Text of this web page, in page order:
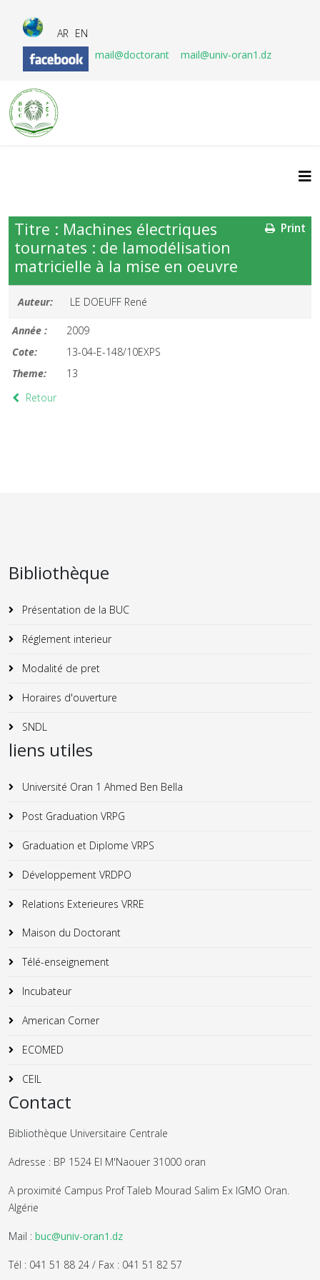
AR EN
mail@doctorant
mail@univ-oran1.dz
Print
Titre : Machines électriques
tournates : de lamodélisation
matricielle à la mise en oeuvre
Auteur: LE DOEUFF René
Année :
2009
Cote:
13-04-E-148/10EXPS
Theme:
13
Retour
Bibliothèque
Présentation de la BUC
Réglement interieur
Modalité de pret
Horaires d'ouverture
SNDL
liens utiles
Université Oran 1 Ahmed Ben Bella
Post Graduation VRPG
Graduation et Diplome VRPS
Développement VRDPO
Relations Exterieures VRRE
Maison du Doctorant
Télé-enseignement
Incubateur
American Corner
ECOMED
CEIL
Contact
Bibliothèque Universitaire Centrale
Adresse : BP 1524 El M'Naouer 31000 oran
A proximité Campus Prof Taleb Mourad Salim Ex IGMO Oran.
Algérie
Mail : buc@univ-oran1.dz
Tél : 041 51 88 24 / Fax : 041 51 82 57